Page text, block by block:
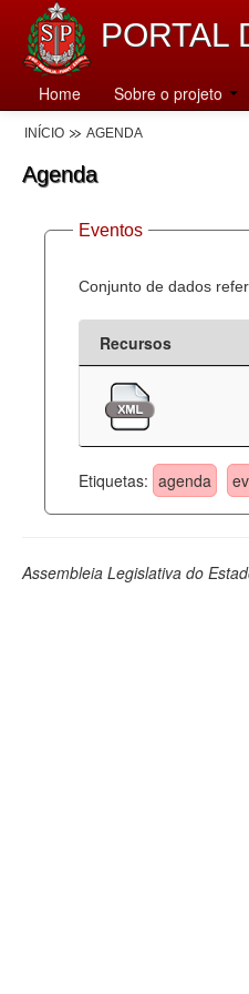
PORTAL
Home Sobre o projeto
INÍCIO AGENDA
Agenda
Eventos
Conjunto de dados
Recursos
Etiquetas: agenda
Assembleia Legislativa do